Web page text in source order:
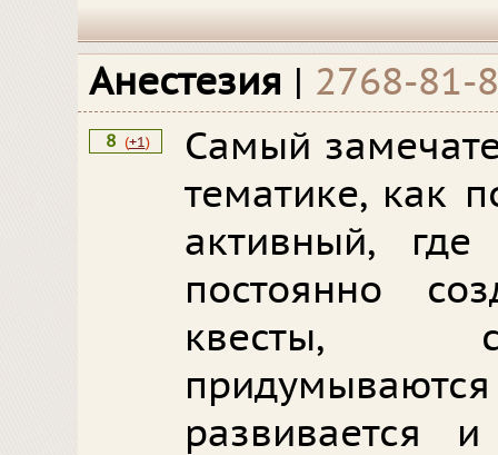
Анестезия | 2768-81-
8 (+1)
Самый
тематике, как
активный,
постоянно
квесты,
развивается